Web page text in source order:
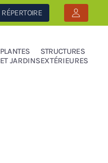
RÉPERTOIRE
PLANTES
ET JARDINS
STRUCTURES
EXTÉRIEURES